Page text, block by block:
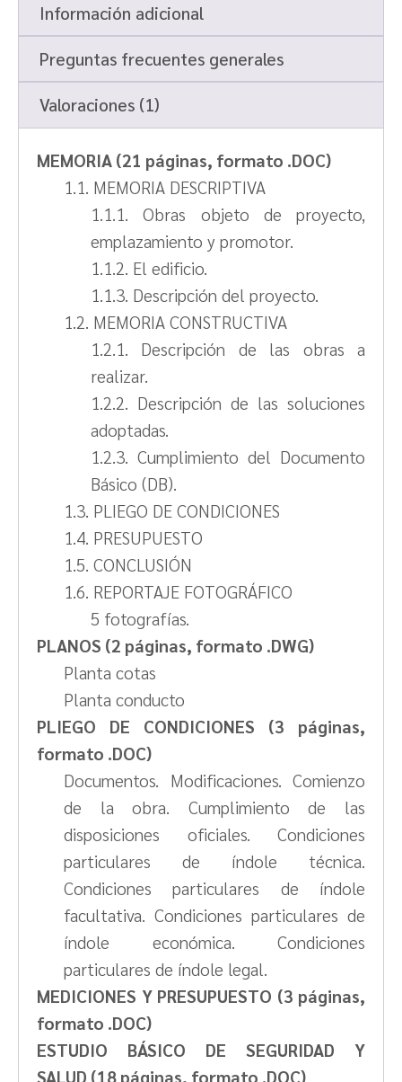
Información adicional
Preguntas frecuentes generales
Valoraciones (1)
MEMORIA (21 páginas, formato .DOC)
1.1. MEMORIA DESCRIPTIVA
1.1.1. Obras objeto de proyecto,
emplazamiento y promotor.
1.1.2. El edificio.
1.1.3. Descripción del proyecto.
1.2. MEMORIA CONSTRUCTIVA
1.2.1. Descripción de las obras a
realizar.
1.2.2. Descripción de las soluciones
adoptadas.
1.2.3. Cumplimiento del Documento
Básico (DB).
1.3. PLIEGO DE CONDICIONES
1.4. PRESUPUESTO
1.5. CONCLUSIÓN
1.6. REPORTAJE FOTOGRÁFICO
5 fotografías.
PLANOS (2 páginas, formato .DWG)
Planta cotas
Planta conducto
PLIEGO DE CONDICIONES (3 páginas,
formato .DOC)
Documentos. Modificaciones. Comienzo
de la obra. Cumplimiento de las
disposiciones oficiales. Condiciones
particulares de índole técnica.
Condiciones particulares de índole
facultativa. Condiciones particulares de
índole económica. Condiciones
particulares de índole legal.
MEDICIONES Y PRESUPUESTO (3 páginas,
formato .DOC)
ESTUDIO BÁSICO DE SEGURIDAD Y
SALUD (18 páginas, formato .DOC)